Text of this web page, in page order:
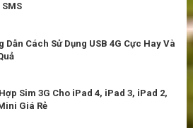
SMS
Dẫn Cách Sử Dụng USB 4G Cực Hay Và
Sim 3G Cho iPad 4, iPad 3, iPad 2,
Giá Rẻ